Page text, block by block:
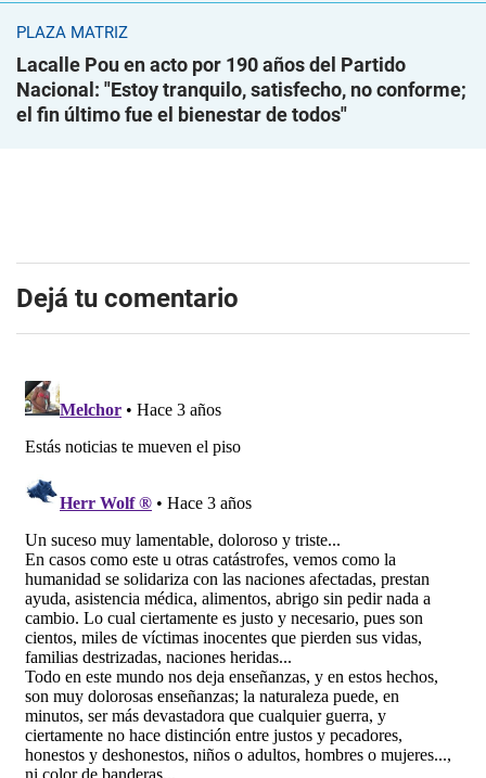
PLAZA MATRIZ
Lacalle Pou en acto por 190 años del Partido
Nacional: "Estoy tranquilo, satisfecho, no conforme;
el fin último fue el bienestar de todos"
Dejá tu comentario